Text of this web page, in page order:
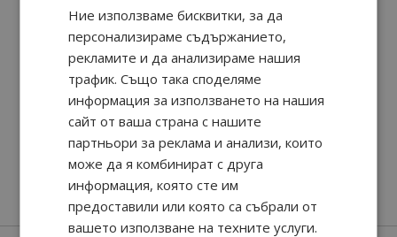
Ferragamo
90 € / 91.73
Ferragamo Intense
Leather
Ние използваме бисквитки, за да
персонализираме съдържанието,
рекламите и да анализираме нашия
трафик. Също така споделяме
информация за използването на нашия
сайт от ваша страна с нашите
партньори за реклама и анализи, които
може да я комбинират с друга
информация, която сте им
предоставили или която са събрали от
вашето използване на техните услуги.